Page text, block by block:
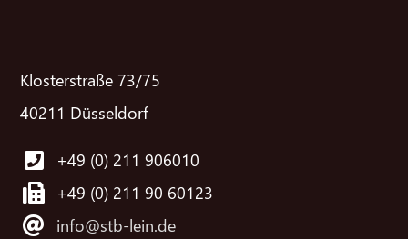
Klosterstraße 73/75
40211 Düsseldorf
+49 (0) 211 906010
+49 (0) 211 90 60123
info@stb-lein.de